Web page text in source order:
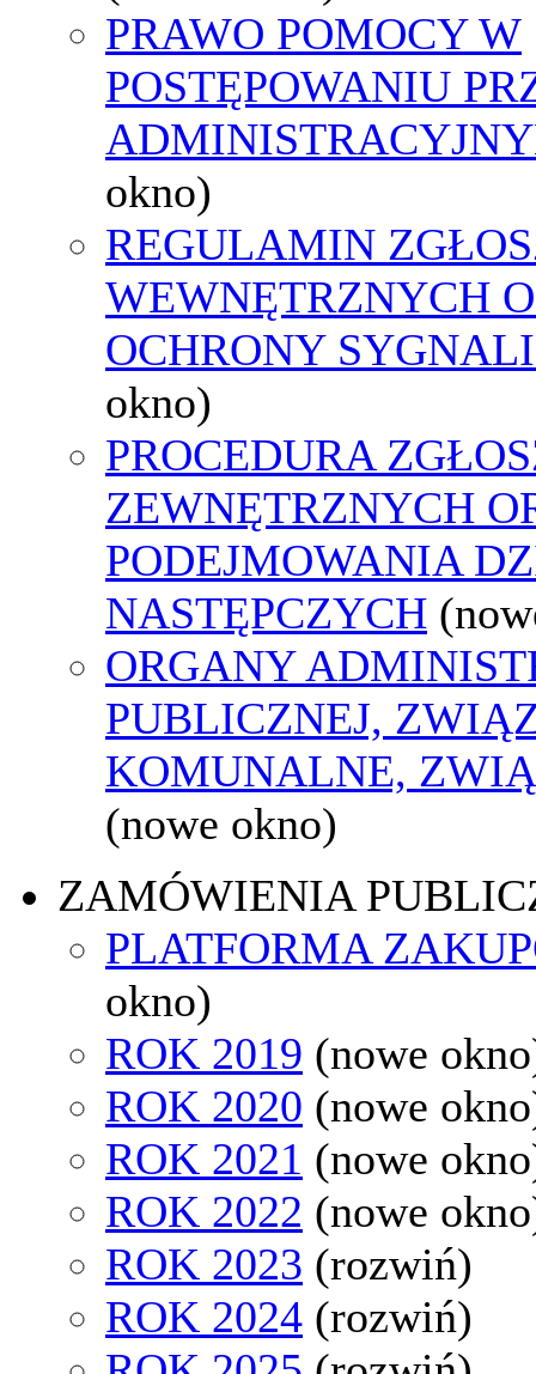
PRAWO POMOCY W
POSTĘPOWANIU
okno)
REGULAMIN
WEWNĘTRZNYCH
OCHRONY
okno)
PROCEDURA
ZEWNĘTRZNYCH
PODEJMOWANIA
NASTĘPCZYCH
ORGANY
PUBLICZNEJ,
KOMUNALNE,
(nowe okno)
ZAMÓWIENIA
PLATFORMA
okno)
ROK 2019 (nowe
ROK 2020 (nowe
ROK 2021 (nowe
ROK 2022 (nowe
ROK 2023 (rozwiń)
ROK 2024 (rozwiń)